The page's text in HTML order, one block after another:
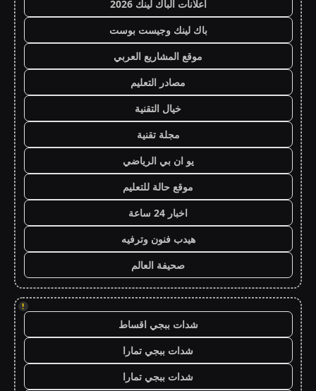
اعلانات الباك لينك 2026
باك لينك وجيست بوست
موقع المشاريع العربي
مصادر التعليم
خيال التقنية
مجلة تقنية
يو ان بي الرياضي
موقع حالة للتعليم
اخبار 24 ساعة
هيدب فنون وترفيه
صحيفة العالم
!
شدات ببجي اقساط
شدات ببجي تمارا
شدات ببجي تمارا